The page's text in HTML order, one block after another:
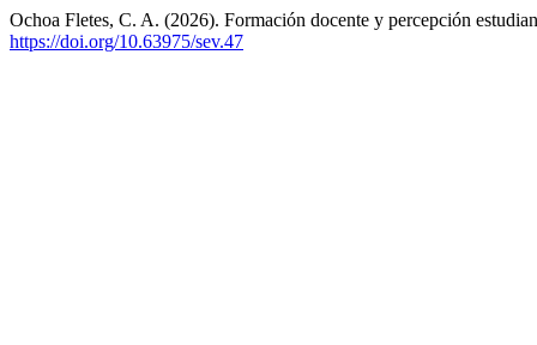
Ochoa Fletes, C. A. (2026). Formación docente y percepción
https://doi.org/10.63975/sev.47